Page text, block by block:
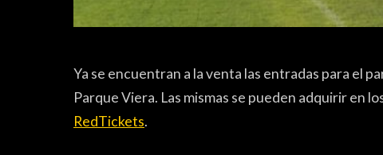
Ya se encuentran a la venta las entradas para el
Parque Viera. Las mismas se pueden adquirir en
RedTickets.